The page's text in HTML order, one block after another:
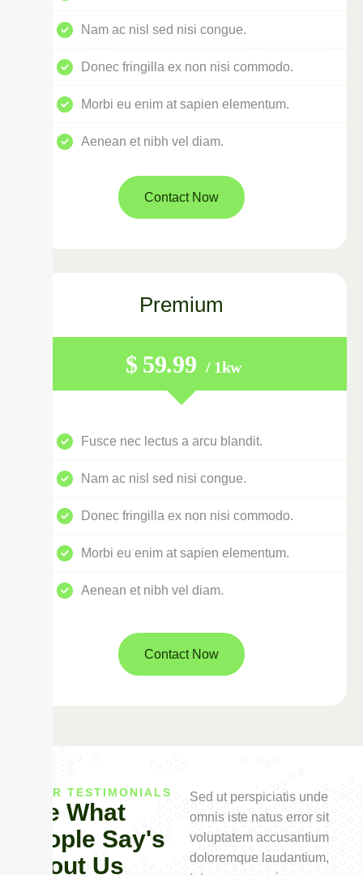
Nam ac nisl sed nisi congue.
Donec fringilla ex non nisi commodo.
Morbi eu enim at sapien elementum.
Aenean et nibh vel diam.
Contact Now
Premium
$ 59.99 / 1kw
Fusce nec lectus a arcu blandit.
Nam ac nisl sed nisi congue.
Donec fringilla ex non nisi commodo.
Morbi eu enim at sapien elementum.
Aenean et nibh vel diam.
Contact Now
OUR TESTIMONIALS
See What
People Say's
About Us
Sed ut perspiciatis unde
omnis iste natus error sit
voluptatem accusantium
doloremque laudantium,